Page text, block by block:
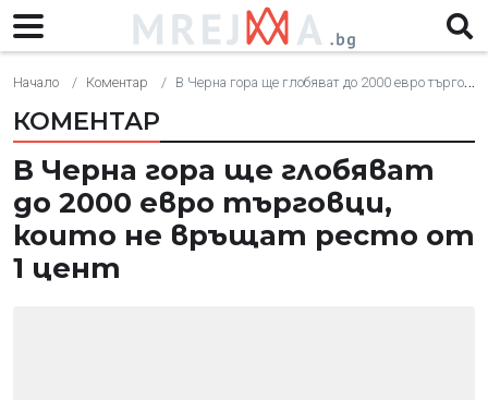
Начало Коментар В Черна гора ще глобяват до 2000 евро търговци, които не връщат ресто от 1 цент
КОМЕНТАР
В Черна гора ще глобяват
до 2000 евро търговци,
които не връщат ресто от
1 цент